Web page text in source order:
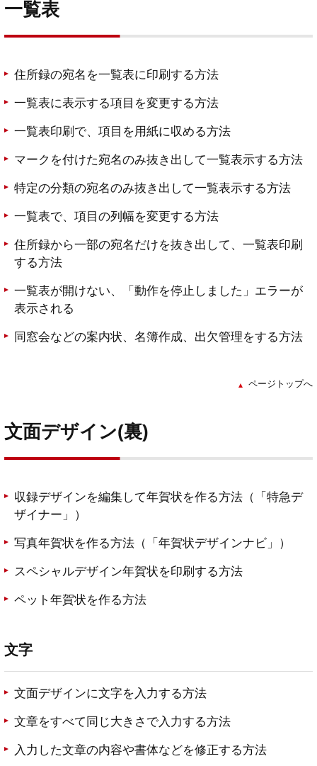
一覧表
住所録の宛名を一覧表に印刷する方法
一覧表に表示する項目を変更する方法
一覧表印刷で、項目を用紙に収める方法
マークを付けた宛名のみ抜き出して一覧表示する方法
特定の分類の宛名のみ抜き出して一覧表示する方法
一覧表で、項目の列幅を変更する方法
住所録から一部の宛名だけを抜き出して、一覧表印刷
する方法
一覧表が開けない、「動作を停止しました」エラーが
表示される
同窓会などの案内状、名簿作成、出欠管理をする方法
ページトップへ
文面デザイン(裏)
収録デザインを編集して年賀状を作る方法（「特急デ
ザイナー」）
写真年賀状を作る方法（「年賀状デザインナビ」）
スペシャルデザイン年賀状を印刷する方法
ペット年賀状を作る方法
文字
文面デザインに文字を入力する方法
文章をすべて同じ大きさで入力する方法
入力した文章の内容や書体などを修正する方法